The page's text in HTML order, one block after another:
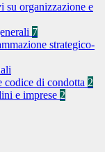
su organizzazione e
7
strategico-
codice di condotta 2
e imprese 2